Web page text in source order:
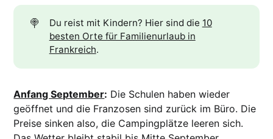
🍭 Du reist mit Kindern? Hier sind die 10
besten Orte für Familienurlaub in
Frankreich.
Anfang September: Die Schulen haben wieder
geöffnet und die Franzosen sind zurück im Büro. Die
Preise sinken also, die Campingplätze leeren sich.